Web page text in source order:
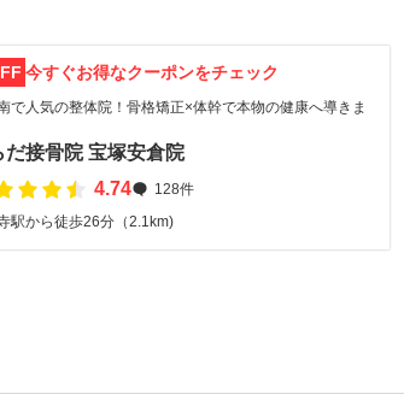
今すぐお得なクーポンをチェック
で人気の整体院！骨格矯正×体幹で本物の健康へ導きま
だ接骨院 宝塚安倉院
4.74
128件
駅から徒歩26分（2.1km)